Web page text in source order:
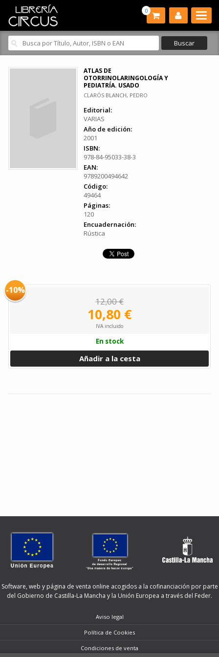
0
ATLAS DE
OTORRINOLARINGOLOGÍA Y
PEDIATRÍA. USADO
CLARÓS BLANCH, PEDRO
Editorial:
VARIAS
Año de edición:
2001
ISBN:
978-84-95033-38-3
EAN:
9789200494642
Código:
49464
Páginas:
120
Encuadernación:
Rústica
-10%
12,00 €
10,80 €
IVA incluido
En stock
Añadir a la cesta
Software, web y página de venta online acogidos a la cofinanciación por parte
del Gobierno de Castilla-La Mancha y la Unión Europea a través del Feder.
Aviso legal
Política de Cookies
Condiciones de venta